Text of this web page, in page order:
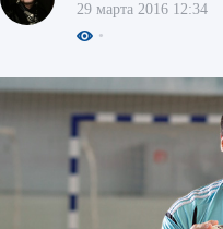
29 марта 2016 12:34